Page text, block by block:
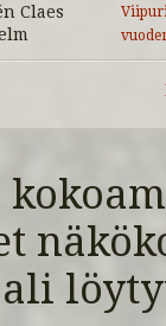
Claes